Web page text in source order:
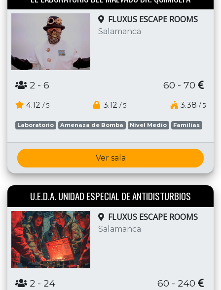
FLUXUS ESCAPE ROOMS
Salamanca
2 - 6 60 - 70
4.12 / 5 3.12 / 5 3.38 / 5
Laboratorio Amenaza de Bomba Nivel Medio Familias
Ver sala
U.E.D.A. UNIDAD ESPECIAL DE ANTIDISTURBIOS
FLUXUS ESCAPE ROOMS
Salamanca
2 - 24 60 - 240